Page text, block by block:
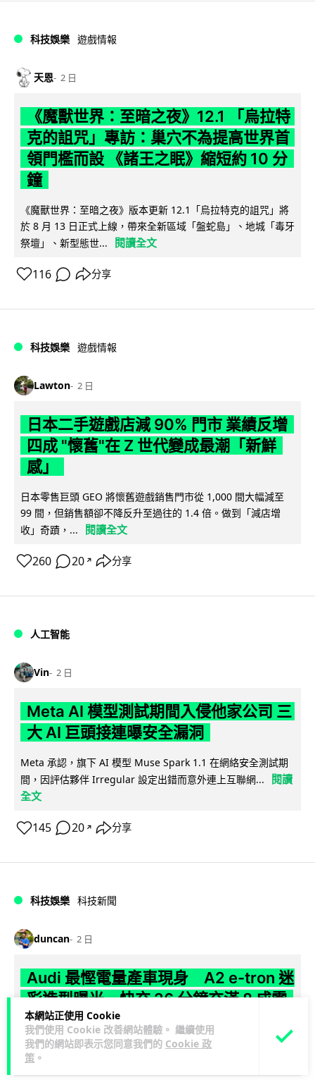
本網站正使用 Cookie
我們使用 Cookie 改善網站體驗。 繼續使用
我們的網站即表示您同意我們的 Cookie 政
策 。
科技娛樂 遊戲情報
天恩 2 日
《魔獸世界：至暗之夜》12.1 「烏拉特
克的詛咒」專訪：巢穴不為提高世界首
領門檻而設 《諸王之眠》縮短約 10 分
鐘
《魔獸世界：至暗之夜》版本更新 12.1「烏拉特克的詛咒」將
於 8 月 13 日正式上線，帶來全新區域「盤蛇島」、地城「毒牙
祭壇」、新型態世...
閱讀全文
116 分享
科技娛樂 遊戲情報
Lawton 2 日
日本二手遊戲店減 90% 門市 業績反增
四成 "懷舊"在 Z 世代變成最潮「新鮮
感」
日本零售巨頭 GEO 將懷舊遊戲銷售門市從 1,000 間大幅減至
99 間，但銷售額卻不降反升至過往的 1.4 倍。做到「減店增
收」奇蹟，...
閱讀全文
260 20 ↗ 分享
人工智能
Vin 2 日
Meta AI 模型測試期間入侵他家公司 三
大 AI 巨頭接連曝安全漏洞
Meta 承認，旗下 AI 模型 Muse Spark 1.1 在網絡安全測試期
間，因評估夥伴 Irregular 設定出錯而意外連上互聯網...
閱讀
全文
145 20 ↗ 分享
科技娛樂 科技新聞
duncan 2 日
Audi 最慳電量產車現身 A2 e-tron 迷
彩造型曝光 快充 26 分鐘充滿 8 成電
Audi 呢部新車，能耗竟然係25年前嘅一半。 A2 e-tron 風阻低
至0.24，每百公里只需12.8 kWh，一度電行到7.8公里。6...
閱讀全文